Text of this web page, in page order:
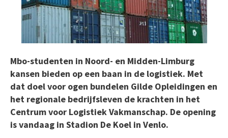
Mbo-studenten in Noord- en Midden-Limburg
kansen bieden op een baan in de logistiek. Met
dat doel voor ogen bundelen Gilde Opleidingen en
het regionale bedrijfsleven de krachten in het
Centrum voor Logistiek Vakmanschap. De opening
is vandaag in Stadion De Koel in Venlo.